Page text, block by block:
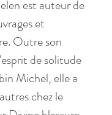
est auteur de
et
Outre son
de solitude
Michel, elle a
chez le